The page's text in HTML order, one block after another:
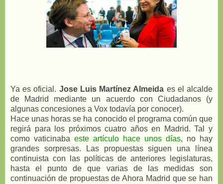
Ya es oficial. Jose Luis Martínez Almeida es el alcalde
de Madrid mediante un acuerdo con Ciudadanos (y
algunas concesiones a Vox todavía por conocer).
Hace unas horas se ha conocido el programa común que
regirá para los próximos cuatro años en Madrid. Tal y
como vaticinaba este artículo hace unos días, no hay
grandes sorpresas. Las propuestas siguen una línea
continuista con las políticas de anteriores legislaturas,
hasta el punto de que varias de las medidas son
continuación de propuestas de Ahora Madrid que se han